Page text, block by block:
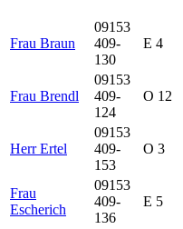
Frau Braun
09153
409-
130
E 4
Frau Brendl
09153
409-
124
O 12
Herr Ertel
09153
409-
153
O 3
Frau
Escherich
09153
409-
136
E 5